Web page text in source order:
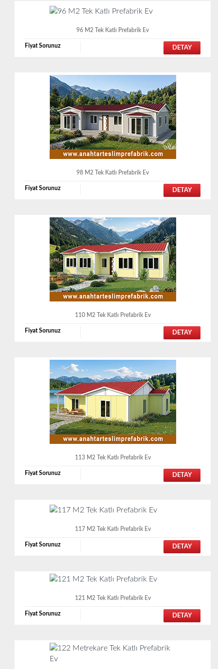
96 M2 Tek Katlı Prefabrik Ev
Fiyat Sorunuz DETAY
98 M2 Tek Katlı Prefabrik Ev
Fiyat Sorunuz DETAY
110 M2 Tek Katlı Prefabrik Ev
Fiyat Sorunuz DETAY
113 M2 Tek Katlı Prefabrik Ev
Fiyat Sorunuz DETAY
117 M2 Tek Katlı Prefabrik Ev
Fiyat Sorunuz DETAY
121 M2 Tek Katlı Prefabrik Ev
Fiyat Sorunuz DETAY